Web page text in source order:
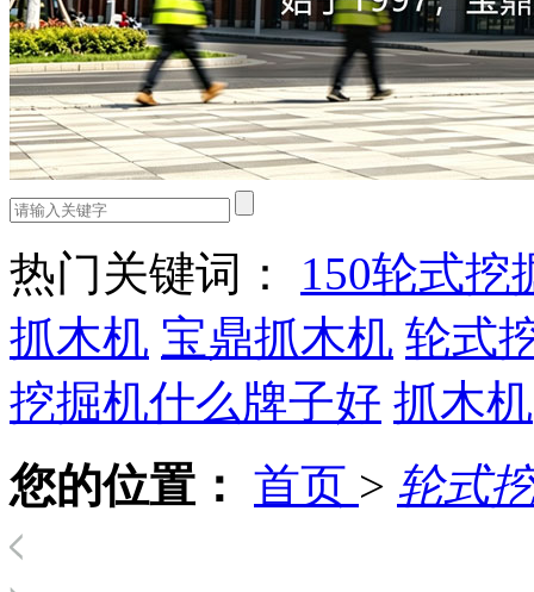
热门关键词： 150轮式挖
抓木机 宝鼎抓木机 轮式
挖掘机什么牌子好 抓木机
您的位置： 首页 > 轮式